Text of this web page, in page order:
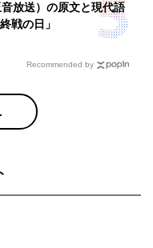
放送）の原文と現代語
戦の日」
Recommended by